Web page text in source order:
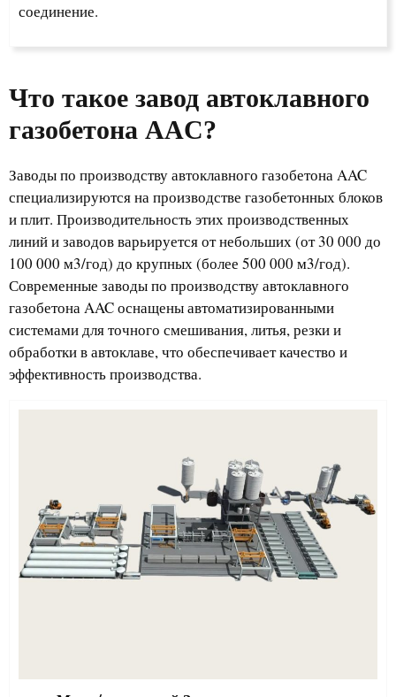
соединение.
Что такое завод автоклавного
газобетона AAC?
Заводы по производству автоклавного газобетона AAC
специализируются на производстве газобетонных блоков
и плит. Производительность этих производственных
линий и заводов варьируется от небольших (от 30 000 до
100 000 м3/год) до крупных (более 500 000 м3/год).
Современные заводы по производству автоклавного
газобетона AAC оснащены автоматизированными
системами для точного смешивания, литья, резки и
обработки в автоклаве, что обеспечивает качество и
эффективность производства.